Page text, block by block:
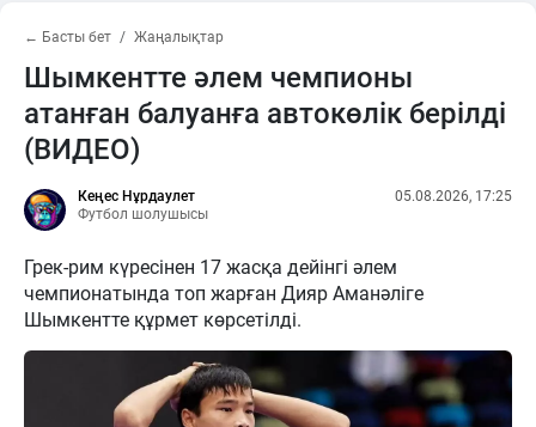
← Басты бет Жаңалықтар
Шымкентте әлем чемпионы
атанған балуанға автокөлік берілді
(ВИДЕО)
Кеңес Нұрдаулет
Футбол шолушысы
05.08.2026, 17:25
Грек-рим күресінен 17 жасқа дейінгі әлем
чемпионатында топ жарған Дияр Аманәліге
Шымкентте құрмет көрсетілді.